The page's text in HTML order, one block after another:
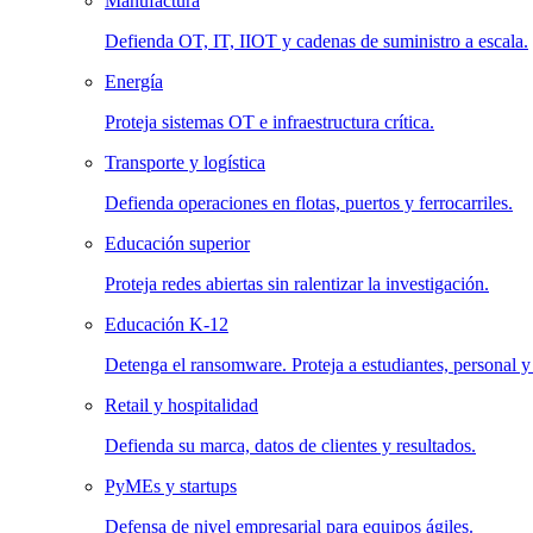
Defienda OT, IT, IIOT y cadenas de suministro a escala.
Energía
Proteja sistemas OT e infraestructura crítica.
Transporte y logística
Defienda operaciones en flotas, puertos y ferrocarriles.
Educación superior
Proteja redes abiertas sin ralentizar la investigación.
Educación K-12
Detenga el ransomware. Proteja a estudiantes, personal y
Retail y hospitalidad
Defienda su marca, datos de clientes y resultados.
PyMEs y startups
Defensa de nivel empresarial para equipos ágiles.